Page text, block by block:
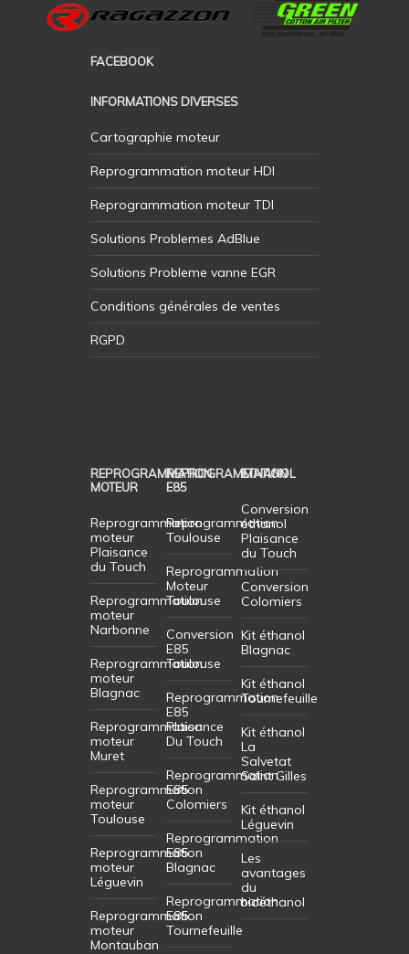
FACEBOOK
INFORMATIONS DIVERSES
Cartographie moteur
Reprogrammation moteur HDI
Reprogrammation moteur TDI
Solutions Problemes AdBlue
Solutions Probleme vanne EGR
Conditions générales de ventes
RGPD
REPROGRAMMATION
MOTEUR
Reprogrammation
moteur
Plaisance
du Touch
Reprogrammation
moteur
Narbonne
Reprogrammation
moteur
Blagnac
Reprogrammation
moteur
Muret
Reprogrammation
moteur
Toulouse
Reprogrammation
moteur
Léguevin
Reprogrammation
moteur
Montauban
REPROGRAMMATION
E85
Reprogrammation
Toulouse
Reprogrammation
Moteur
Toulouse
Conversion
E85
Toulouse
Reprogrammation
E85
Plaisance
Du Touch
Reprogrammation
E85
Colomiers
Reprogrammation
E85
Blagnac
Reprogrammation
E85
Tournefeuille
ETHANOL
Conversion
éthanol
Plaisance
du Touch
Conversion
Colomiers
Kit éthanol
Blagnac
Kit éthanol
Tournefeuille
Kit éthanol
La
Salvetat
Saint Gilles
Kit éthanol
Léguevin
Les
avantages
du
bioéthanol